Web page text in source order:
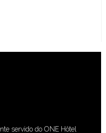
servido do ONE Hôtel